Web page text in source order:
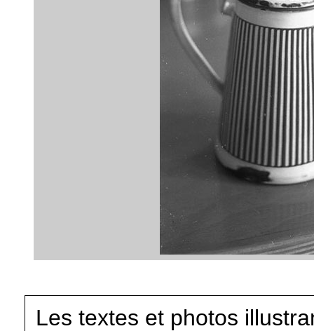
Les textes et photos